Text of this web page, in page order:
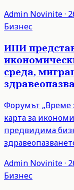
Admin Novinite·
Бизнес
ИПИ
среда,
Форумът „Време
карта за
предвидима
Admin Novinite·
Бизнес